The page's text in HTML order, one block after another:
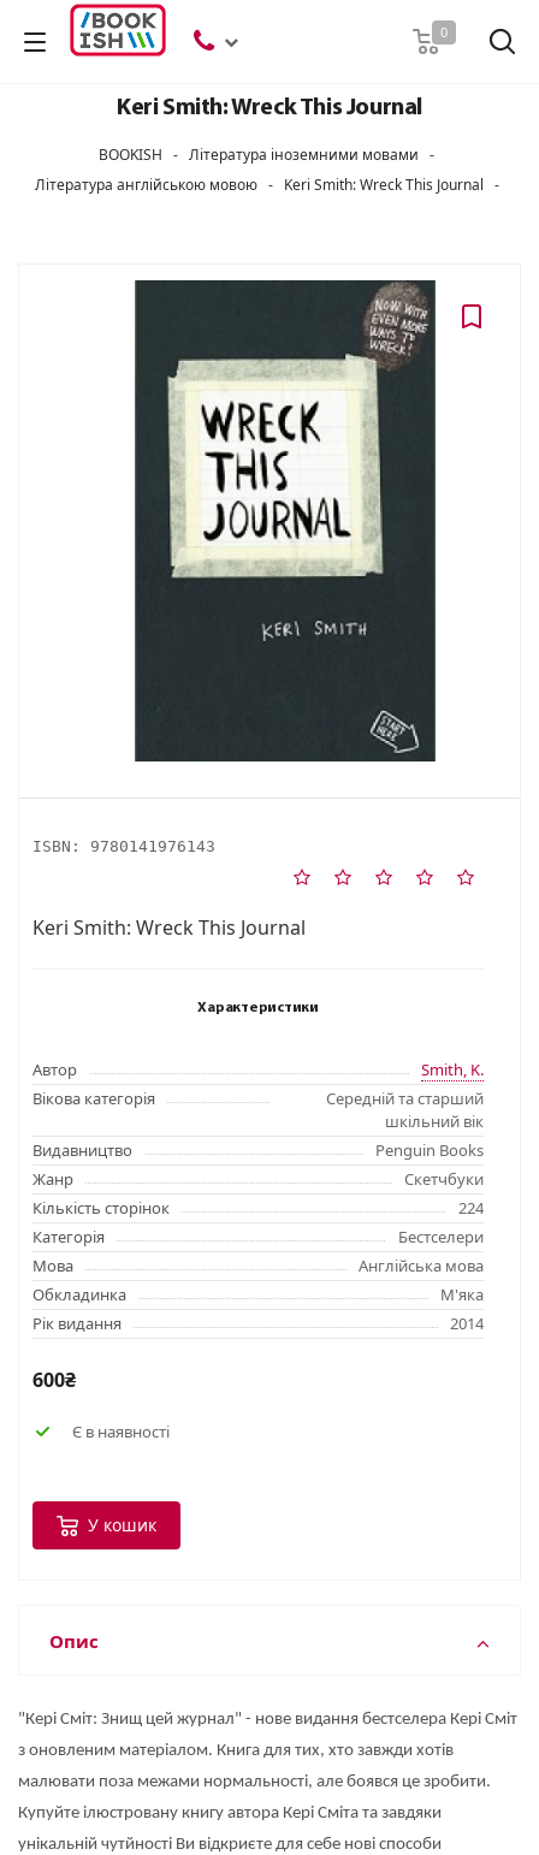
0
Keri Smith: Wreck This Journal
BOOKISH - Література іноземними мовами -
Література англійською мовою - Keri Smith: Wreck This Journal -
ISBN: 9780141976143
Keri Smith: Wreck This Journal
Характеристики
Автор
Smith, K.
Вікова категорія
Середній та старший
шкільний вік
Видавництво
Penguin Books
Жанр
Скетчбуки
Кількість сторінок
224
Категорія
Бестселери
Мова
Англійська мова
Обкладинка
М'яка
Рік видання
2014
600₴
Є в наявності
У кошик
Опис
"Кері Сміт: Знищ цей журнал" - нове видання бестселера Кері Сміт
з оновленим матеріалом. Книга для тих, хто завжди хотів
малювати поза межами нормальності, але боявся це зробити.
Купуйте ілюстровану книгу автора Кері Сміта та завдяки
унікальній чутйності Ви відкриєте для себе нові способи